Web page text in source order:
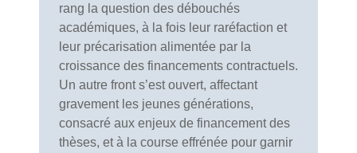
rang la question des débouchés
académiques, à la fois leur raréfaction et
leur précarisation alimentée par la
croissance des financements contractuels.
Un autre front s’est ouvert, affectant
gravement les jeunes générations,
consacré aux enjeux de financement des
thèses, et à la course effrénée pour garnir